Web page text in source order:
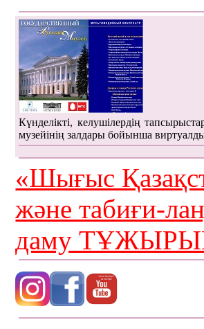
Күнделікті, келушілердің
музейінің залдары бойынша
«Шығыс
және табиғи-
даму